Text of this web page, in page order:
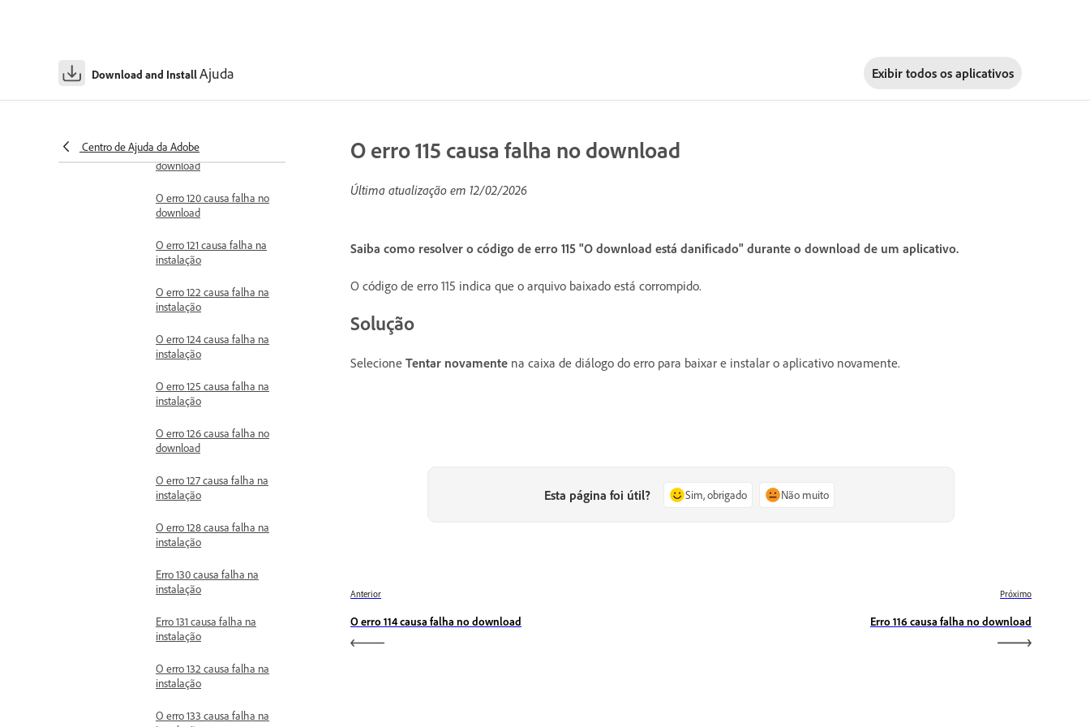
Download and InstallAjuda Exibir todos os aplicativos
Centro de Ajuda da Adobe
download
O erro 118 causa falha no
O erro 119 causa falha no
download
O erro 120 causa falha no
download
O erro 121 causa falha na
instalação
O erro 122 causa falha na
instalação
O erro 124 causa falha na
instalação
O erro 125 causa falha na
instalação
O erro 126 causa falha no
download
O erro 127 causa falha na
instalação
O erro 128 causa falha na
instalação
Erro 130 causa falha na
instalação
Erro 131 causa falha na
instalação
O erro 132 causa falha na
instalação
O erro 133 causa falha na
O erro 115 causa falha no download
Última atualização em 12/02/2026
Saiba como resolver o código de erro 115 "O download está danificado" durante o download de um aplicativo.
O código de erro 115 indica que o arquivo baixado está corrompido.
Solução
Selecione Tentar novamente na caixa de diálogo do erro para baixar e instalar o aplicativo novamente.
Esta página foi útil? Sim, obrigado Não muito
Anterior
O erro 114 causa falha no download
Próximo
Erro 116 causa falha no download